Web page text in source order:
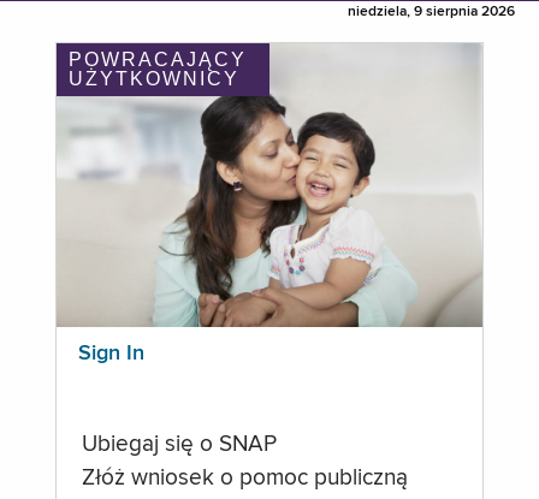
niedziela, 9 sierpnia 2026
POWRACAJĄCY
UŻYTKOWNICY
Sign In
Ubiegaj się o SNAP
Złóż wniosek o pomoc publiczną